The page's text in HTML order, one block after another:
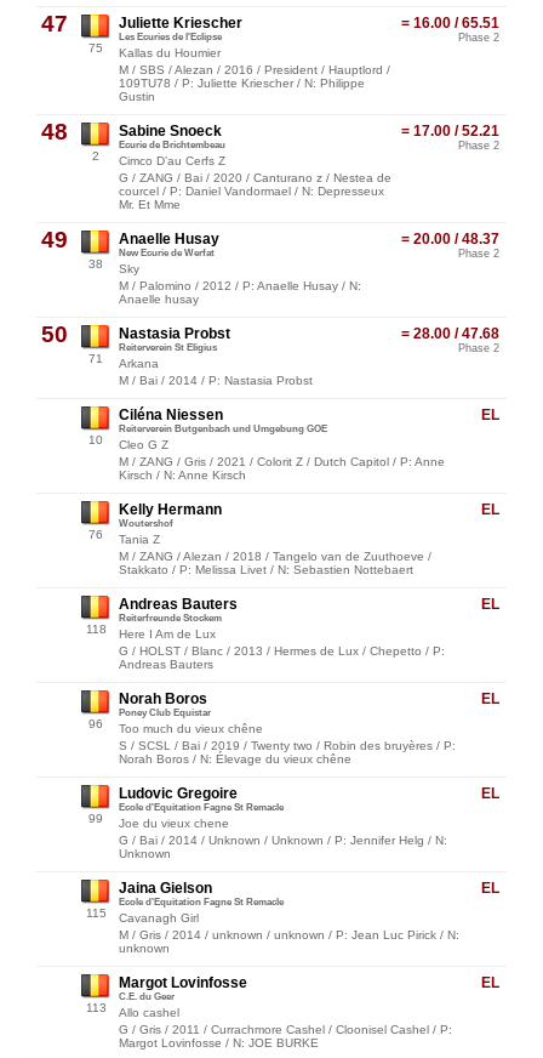
47
75
= 16.00 / 65.51
Phase 2
Juliette Kriescher
Les Ecuries de l'Eclipse
Kallas du Houmier
M / SBS / Alezan / 2016 / President / Hauptlord /
109TU78 / P: Juliette Kriescher / N: Philippe
Gustin
48
2
= 17.00 / 52.21
Phase 2
Sabine Snoeck
Ecurie de Brichtembeau
Cimco D’au Cerfs Z
G / ZANG / Bai / 2020 / Canturano z / Nestea de
courcel / P: Daniel Vandormael / N: Depresseux
Mr. Et Mme
49
38
= 20.00 / 48.37
Phase 2
Anaelle Husay
New Ecurie de Werfat
Sky
M / Palomino / 2012 / P: Anaelle Husay / N:
Anaelle husay
50
71
= 28.00 / 47.68
Phase 2
Nastasia Probst
Reiterverein St Eligius
Arkana
M / Bai / 2014 / P: Nastasia Probst
10
EL
Ciléna Niessen
Reiterverein Butgenbach und Umgebung GOE
Cleo G Z
M / ZANG / Gris / 2021 / Colorit Z / Dutch Capitol / P: Anne
Kirsch / N: Anne Kirsch
76
EL
Kelly Hermann
Woutershof
Tania Z
M / ZANG / Alezan / 2018 / Tangelo van de Zuuthoeve /
Stakkato / P: Melissa Livet / N: Sebastien Nottebaert
118
EL
Andreas Bauters
Reiterfreunde Stockem
Here I Am de Lux
G / HOLST / Blanc / 2013 / Hermes de Lux / Chepetto / P:
Andreas Bauters
96
EL
Norah Boros
Poney Club Equistar
Too much du vieux chêne
S / SCSL / Bai / 2019 / Twenty two / Robin des bruyères / P:
Norah Boros / N: Élevage du vieux chêne
99
EL
Ludovic Gregoire
Ecole d'Equitation Fagne St Remacle
Joe du vieux chene
G / Bai / 2014 / Unknown / Unknown / P: Jennifer Helg / N:
Unknown
115
EL
Jaina Gielson
Ecole d'Equitation Fagne St Remacle
Cavanagh Girl
M / Gris / 2014 / unknown / unknown / P: Jean Luc Pirick / N:
unknown
113
EL
Margot Lovinfosse
C.E. du Geer
Allo cashel
G / Gris / 2011 / Currachmore Cashel / Cloonisel Cashel / P:
Margot Lovinfosse / N: JOE BURKE